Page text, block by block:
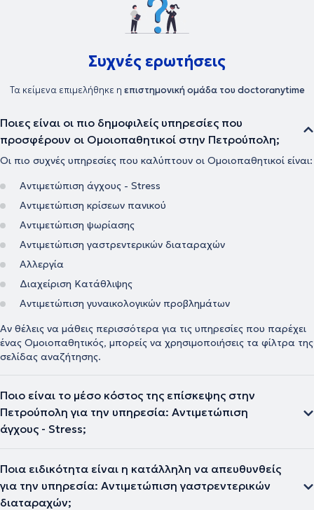
Είναι απλά η ενίσχυση του οργανισμού, με φυσικό τρόπο και χωρίς
παρενέργειες, ώστε ο άνθρωπος να βρίσκεται σε καλή κατάσταση
υγείας και να μπορεί να ανταπεξέλθει στις δυσκολίες της ζωής του
ιατρική εντείνεται όλο και περισσότερο η προσπάθεια για
προσωπική προσέγγιση των ασθενών τόσο στη διάγνωση όσο και
προβλήματος δεν βρίσκεται έξω αλλά μέσα στον άνθρωπο.
Ιατρική του μέλλοντος η θεραπεία στα μέτρα του Ανθρώπου.
Συχνές ερωτήσεις
Τα κείμενα επιμελήθηκε η επιστημονική ομάδα του doctoranytime
Ποιες είναι οι πιο δημοφιλείς υπηρεσίες που
προσφέρουν οι Ομοιοπαθητικοί στην Πετρούπολη;
Οι πιο συχνές υπηρεσίες που καλύπτουν οι Ομοιοπαθητικοί είναι:
Αντιμετώπιση άγχους - Stress
Αντιμετώπιση κρίσεων πανικού
Αντιμετώπιση ψωρίασης
Αντιμετώπιση γαστρεντερικών διαταραχών
Αλλεργία
Διαχείριση Κατάθλιψης
Αντιμετώπιση γυναικολογικών προβλημάτων
Αν θέλεις να μάθεις περισσότερα για τις υπηρεσίες που παρέχει
ένας Ομοιοπαθητικός, μπορείς να χρησιμοποιήσεις τα φίλτρα της
σελίδας αναζήτησης.
Ποιο είναι το μέσο κόστος της επίσκεψης στην
Πετρούπολη για την υπηρεσία: Αντιμετώπιση
άγχους - Stress;
Ποια ειδικότητα είναι η κατάλληλη να απευθυνθείς
για την υπηρεσία: Αντιμετώπιση γαστρεντερικών
διαταραχών;